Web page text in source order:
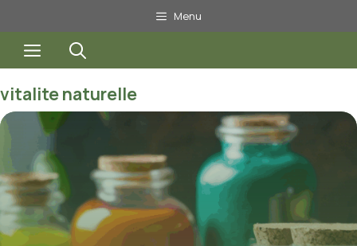
au
contenu
Menu
Menu
vitalite naturelle